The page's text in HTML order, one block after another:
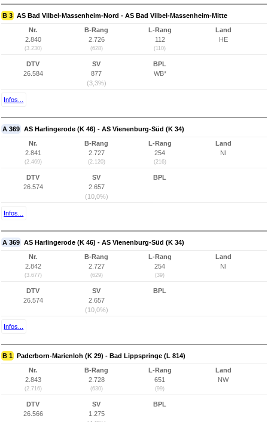
B 3 AS Bad Vilbel-Massenheim-Nord - AS Bad Vilbel-Massenheim-Mitte
Nr.
2.840
(3.230)
B-Rang
2.726
(628)
L-Rang
112
(110)
Land
HE
DTV
26.584
SV
877
(3,3%)
BPL
WB*
Infos...
A 369 AS Harlingerode (K 46) - AS Vienenburg-Süd (K 34)
Nr.
2.841
(2.469)
B-Rang
2.727
(2.120)
L-Rang
254
(216)
Land
NI
DTV
26.574
SV
2.657
(10,0%)
BPL
Infos...
A 369 AS Harlingerode (K 46) - AS Vienenburg-Süd (K 34)
Nr.
2.842
(3.677)
B-Rang
2.727
(629)
L-Rang
254
(39)
Land
NI
DTV
26.574
SV
2.657
(10,0%)
BPL
Infos...
B 1 Paderborn-Marienloh (K 29) - Bad Lippspringe (L 814)
Nr.
2.843
(2.716)
B-Rang
2.728
(630)
L-Rang
651
(99)
Land
NW
DTV
26.566
SV
1.275
BPL